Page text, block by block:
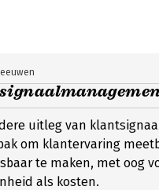
uitleg van
om klantervaring
te maken, met oog
als kosten.